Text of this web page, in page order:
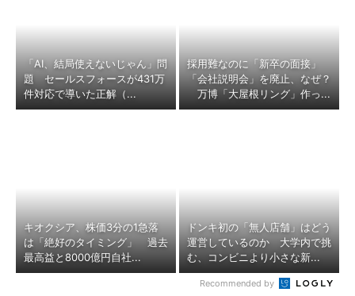
「AI、結局使えないじゃん」問
題 セールスフォースが431万
件対応で導いた正解（...
採用難なのに「新卒の面接」
「会社説明会」を廃止、なぜ？
万博「大屋根リング」作っ...
キオクシア、株価3分の1急落
は「絶好のタイミング」 過去
最高益と8000億円自社...
ドンキ初の「無人店舗」はどう
運営しているのか 大学内で挑
む、コンビニより小さな新...
Recommended by